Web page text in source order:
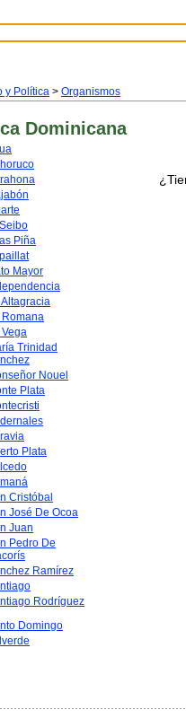
y Política > Organismos
Dominicana
Piña
Mayor
Altagracia
Romana
Vega
Trinidad
Nouel
Plata
Plata
Cristóbal
José De Ocoa
Juan
Pedro De
Ramírez
Rodríguez
Domingo